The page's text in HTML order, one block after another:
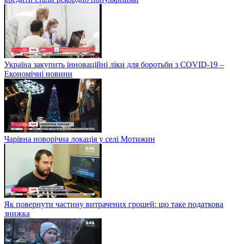
Україна закупить інноваційні ліки для боротьби з COVID-19 –
Економічні новини
Чарівна новорічна локація у селі Мотижин
Як повернути частину витрачених грошей: що таке податкова
знижка